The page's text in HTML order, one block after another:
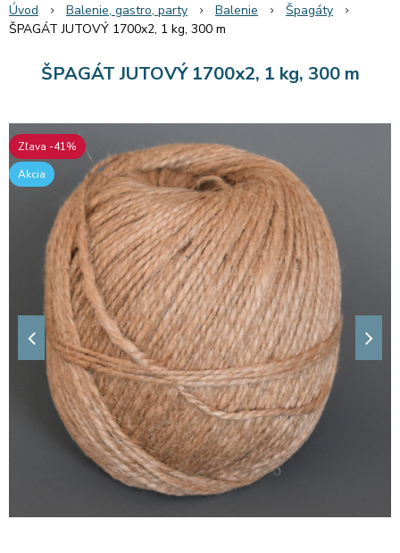
Úvod Balenie, gastro, party Balenie
Špagáty
ŠPAGÁT JUTOVÝ 1700x2, 1 kg, 300 m
ŠPAGÁT JUTOVÝ 1700x2, 1 kg, 300 m
Zľava -41%
Akcia